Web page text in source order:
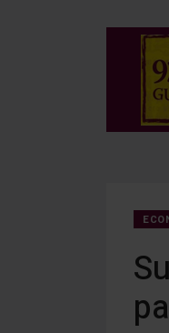
cambia para los